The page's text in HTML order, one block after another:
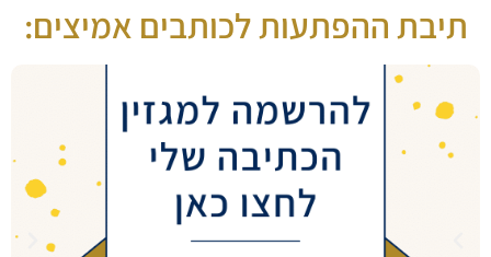
תיבת ההפתעות לכותבים אמיצים: